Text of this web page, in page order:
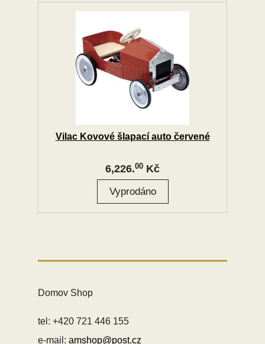
Vilac Kovové šlapací auto červené
6,226.00 Kč
Domov Shop
tel: +420 721 446 155
e-mail: amshop@post.cz